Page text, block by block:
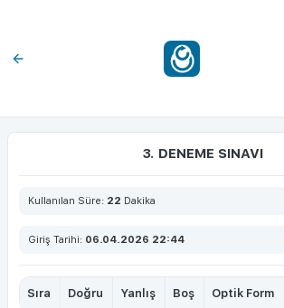
3. DENEME SINAVI
Kullanılan Süre: 22 Dakika
Giriş Tarihi: 06.04.2026 22:44
Sıra Doğru Yanlış Boş Optik Form